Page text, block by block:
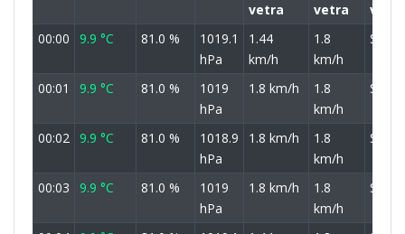
vetra
vetra
vetra
00:00
9.9 °C 81.0 %
1019.1
hPa
1.44
km/h
1.8
km/h
SSZ
00:01 9.9 °C 81.0 %
1019
hPa
1.8 km/h
1.8
km/h
SSZ
00:02 9.9 °C 81.0 %
1018.9
hPa
1.8 km/h
1.8
km/h
SSZ
00:03 9.9 °C 81.0 %
1019
hPa
1.8 km/h
1.8
km/h
SSZ